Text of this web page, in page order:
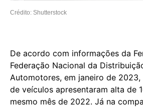
Crédito: Shutterstock
De acordo com informações da
Federação Nacional da
Automotores, em janeiro de
de veículos apresentaram alta de
mesmo mês de 2022. Já na